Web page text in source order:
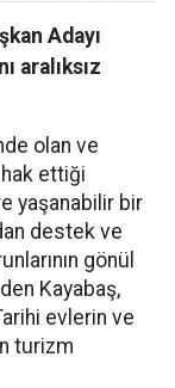
Adayı
aralıksız
olan ve
ettiği
yaşanabilir bir
destek ve
gönül
Kayabaş,
evlerin ve
turizm